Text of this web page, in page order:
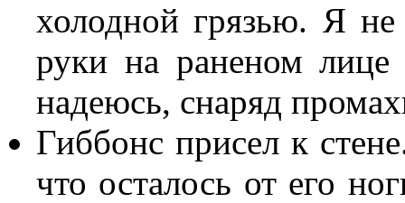
холодной грязью. Я
руки на раненом лице
надеюсь, снаряд
Гиббонс присел к
что осталось от его